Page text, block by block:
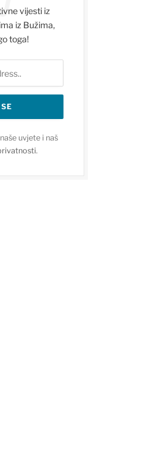
vijesti iz
iz Bužima,
toga!
uvjete i naš
.